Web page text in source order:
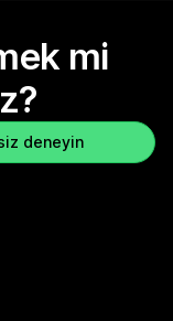
mi
deneyin